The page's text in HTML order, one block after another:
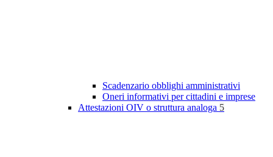
Scadenzario obblighi amministrativi
Oneri informativi per cittadini e imprese
Attestazioni OIV o struttura analoga 5